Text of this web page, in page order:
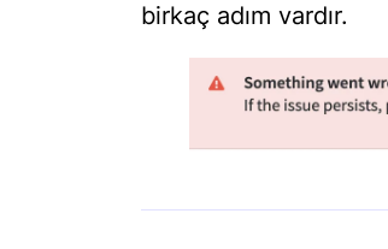
birkaç adım vardır.